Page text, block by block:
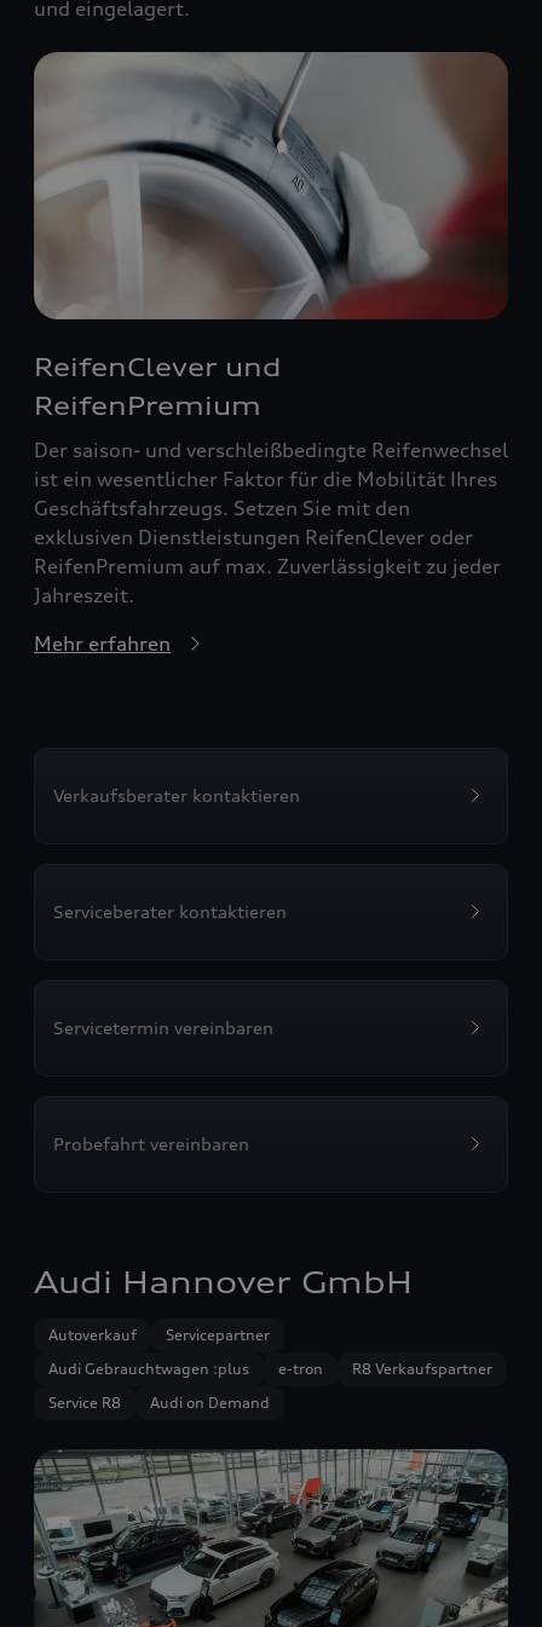
und eingelagert.
ReifenClever und
ReifenPremium
Der saison- und verschleißbedingte Reifenwechsel
ist ein wesentlicher Faktor für die Mobilität Ihres
Geschäftsfahrzeugs. Setzen Sie mit den
exklusiven Dienstleistungen ReifenClever oder
ReifenPremium auf max. Zuverlässigkeit zu jeder
Jahreszeit.
Mehr erfahren
Verkaufsberater kontaktieren
Serviceberater kontaktieren
Servicetermin vereinbaren
Probefahrt vereinbaren
Audi Hannover GmbH
Autoverkauf
Servicepartner
Audi Gebrauchtwagen :plus
e-tron
R8 Verkaufspartner
Service R8
Audi on Demand